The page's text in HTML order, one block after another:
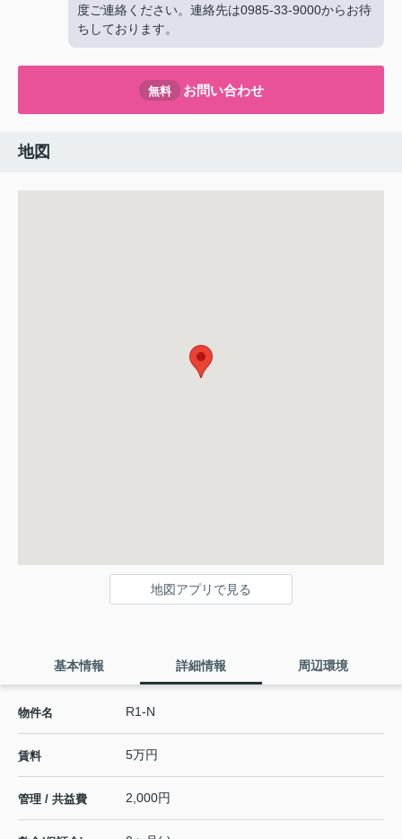
度ご連絡ください。連絡先は0985-33-9000からお待
ちしております。
無料 お問い合わせ
地図
地図アプリで見る
基本情報 詳細情報 周辺環境
物件名 R1-N
賃料 5万円
管理 / 共益費 2,000円